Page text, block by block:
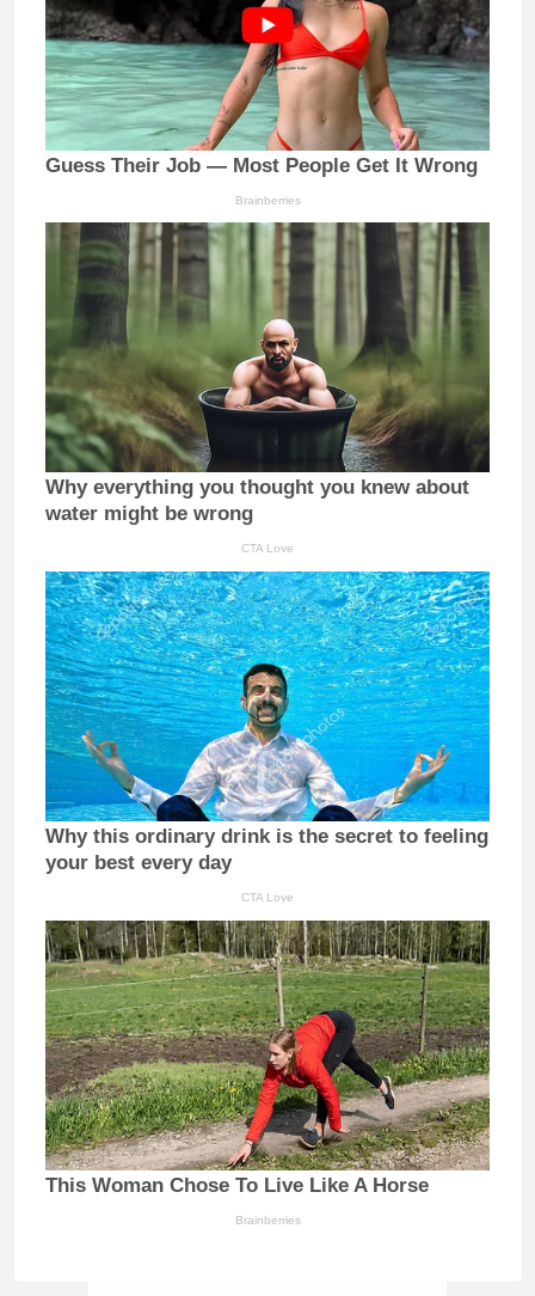
Guess Their Job — Most People Get It Wrong
Brainberries
Why everything you thought you knew about
water might be wrong
CTA Love
Why this ordinary drink is the secret to feeling
your best every day
CTA Love
This Woman Chose To Live Like A Horse
Brainberries